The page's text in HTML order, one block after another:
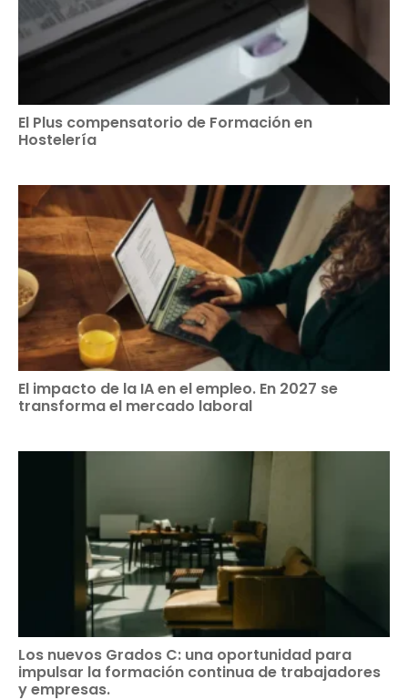
El Plus compensatorio de Formación en
Hostelería
El impacto de la IA en el empleo. En 2027 se
transforma el mercado laboral
Los nuevos Grados C: una oportunidad para
impulsar la formación continua de trabajadores
y empresas.